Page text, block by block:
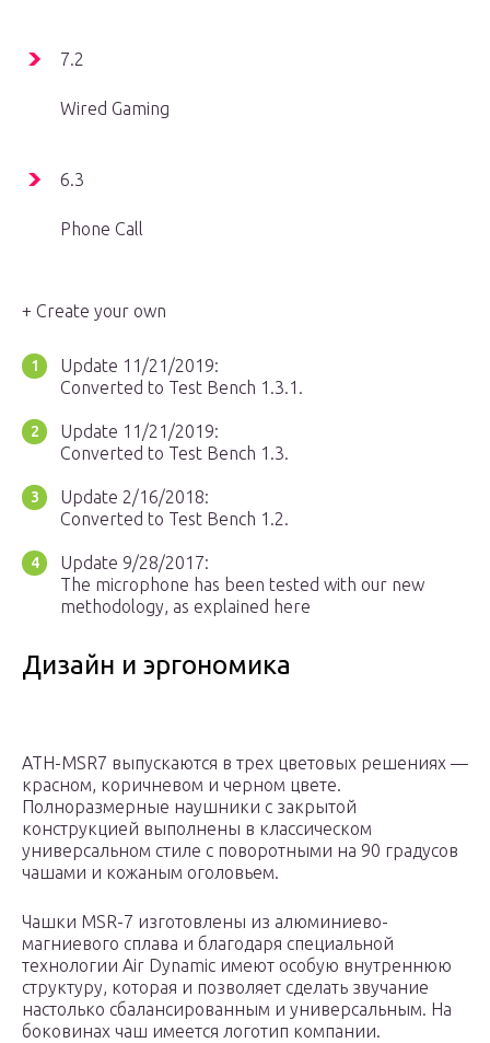
7.2
Wired Gaming
6.3
Phone Call
+ Create your own
Update 11/21/2019:
Converted to Test Bench 1.3.1.
Update 11/21/2019:
Converted to Test Bench 1.3.
Update 2/16/2018:
Converted to Test Bench 1.2.
Update 9/28/2017:
The microphone has been tested with our new
methodology, as explained here
Дизайн и эргономика
ATH-MSR7 выпускаются в трех цветовых решениях —
красном, коричневом и черном цвете.
Полноразмерные наушники с закрытой
конструкцией выполнены в классическом
универсальном стиле с поворотными на 90 градусов
чашами и кожаным оголовьем.
Чашки MSR-7 изготовлены из алюминиево-
магниевого сплава и благодаря специальной
технологии Air Dynamic имеют особую внутреннюю
структуру, которая и позволяет сделать звучание
настолько сбалансированным и универсальным. На
боковинах чаш имеется логотип компании.